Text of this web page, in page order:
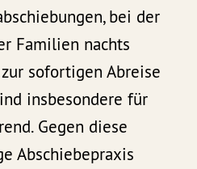
bei der
Familien nachts
sofortigen Abreise
insbesondere für
Gegen diese
Abschiebepraxis